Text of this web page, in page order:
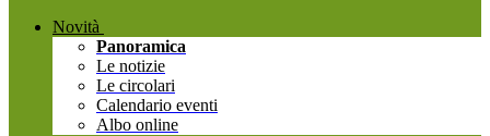
Novità
Panoramica
Le notizie
Le circolari
Calendario eventi
Albo online